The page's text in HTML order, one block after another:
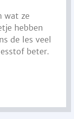
wat ze
hebben
de les veel
beter.